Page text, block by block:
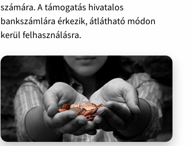
számára. A támogatás hivatalos
bankszámlára érkezik, átlátható módon
kerül felhasználásra.